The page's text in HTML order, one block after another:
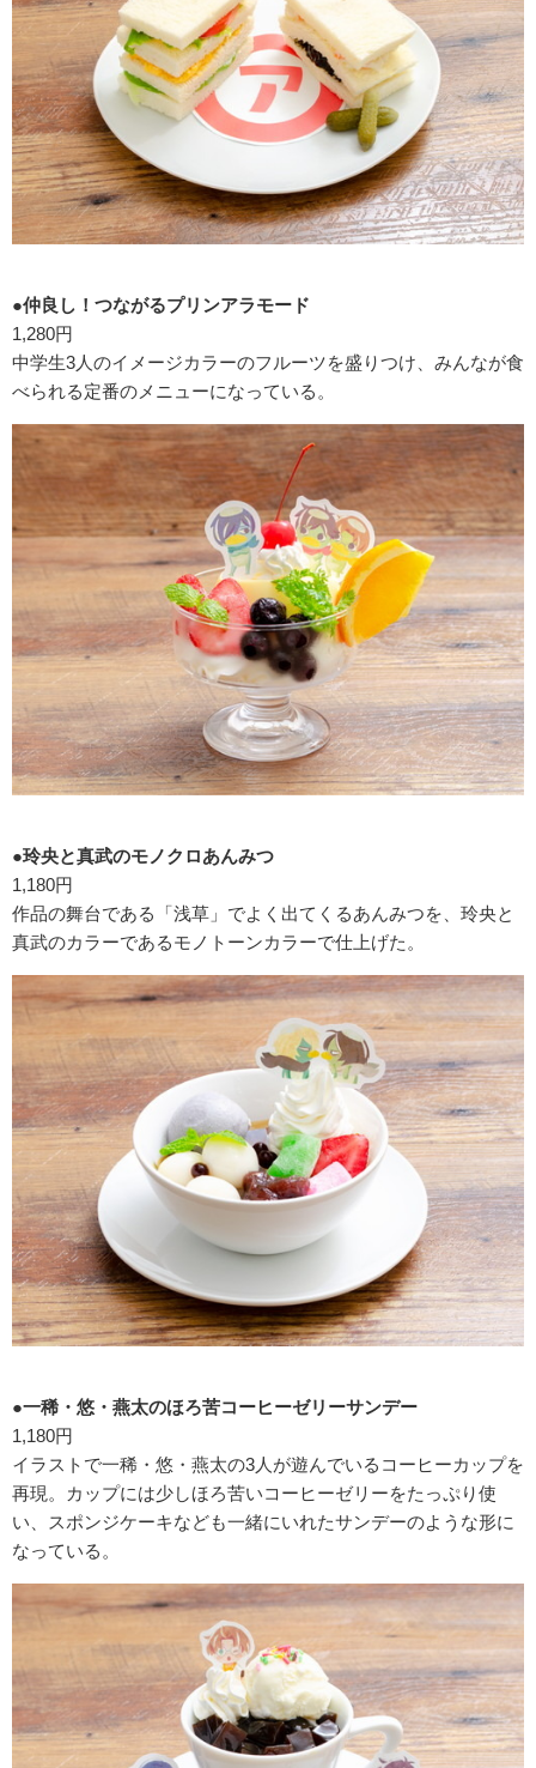
●仲良し！つながるプリンアラモード
1,280円
中学生3人のイメージカラーのフルーツを盛りつけ、みんなが食
べられる定番のメニューになっている。
●玲央と真武のモノクロあんみつ
1,180円
作品の舞台である「浅草」でよく出てくるあんみつを、玲央と
真武のカラーであるモノトーンカラーで仕上げた。
●一稀・悠・燕太のほろ苦コーヒーゼリーサンデー
1,180円
イラストで一稀・悠・燕太の3人が遊んでいるコーヒーカップを
再現。カップには少しほろ苦いコーヒーゼリーをたっぷり使
い、スポンジケーキなども一緒にいれたサンデーのような形に
なっている。